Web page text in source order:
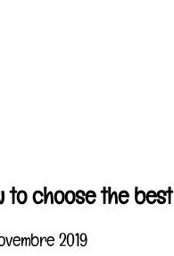
to choose the
2019